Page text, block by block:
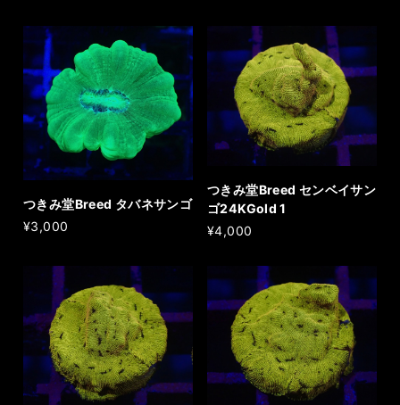
つきみ堂Breed タバネサンゴ
¥3,000
つきみ堂Breed センベイサン
ゴ24KGold 1
¥4,000